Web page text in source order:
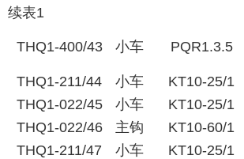
续表1
THQ1-400/43 小车 PQR1.3.5
THQ1-211/44 小车 KT10-25/1
THQ1-022/45
小车 KT10-25/1
THQ1-022/46
主钩 KT10-60/1
THQ1-211/47
小车 KT10-25/1